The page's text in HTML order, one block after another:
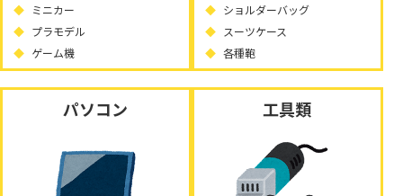
ミニカー
プラモデル
ゲーム機
ショルダーバッグ
スーツケース
各種鞄
パソコン 工具類